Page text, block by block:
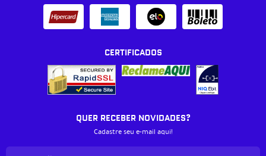
CERTIFICADOS
QUER RECEBER NOVIDADES?
Cadastre seu e-mail aqui!